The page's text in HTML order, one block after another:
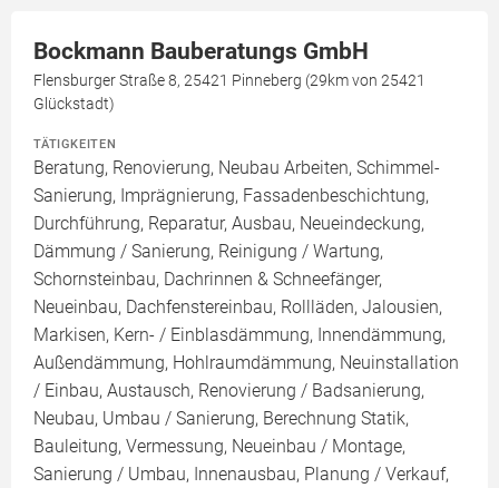
Bockmann Bauberatungs GmbH
Flensburger Straße 8, 25421 Pinneberg (29km von 25421
Glückstadt)
TÄTIGKEITEN
Beratung, Renovierung, Neubau Arbeiten, Schimmel-
Sanierung, Imprägnierung, Fassadenbeschichtung,
Durchführung, Reparatur, Ausbau, Neueindeckung,
Dämmung / Sanierung, Reinigung / Wartung,
Schornsteinbau, Dachrinnen & Schneefänger,
Neueinbau, Dachfenstereinbau, Rollläden, Jalousien,
Markisen, Kern- / Einblasdämmung, Innendämmung,
Außendämmung, Hohlraumdämmung, Neuinstallation
/ Einbau, Austausch, Renovierung / Badsanierung,
Neubau, Umbau / Sanierung, Berechnung Statik,
Bauleitung, Vermessung, Neueinbau / Montage,
Sanierung / Umbau, Innenausbau, Planung / Verkauf,